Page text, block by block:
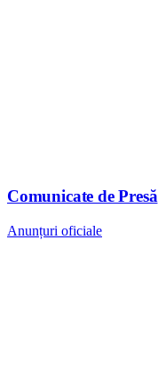
Comunicate de Presă
Anunțuri oficiale